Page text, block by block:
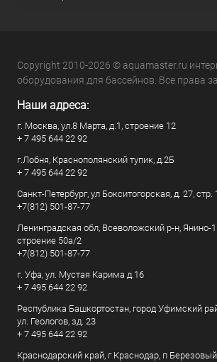
Copyright 2010-2026 © aquamaster.ru
оборудования для бассейнов. Все права
Наши адреса:
г. Москва, ул.8 Марта, д.1, строение 12
+ 7 495 644 22 92
г.Лобня, Краснополянский тупик, д.2Б
+ 7 495 644 22 92
Санкт-Петербург, ул Бокситогорская, д. 27, стр.
+7(812) 501-87-77
Ленинградская обл, Всеволожский р-н, Янино-
строение 50а/2
+7(812) 501-87-77
г. Уфа, ул. Мустая Карима д.16
+ 7 495 644 22 92
Республика Башкортостан, город Уфимский
ул. Геологов, зд. 23
+ 7 495 644 22 92
Краснодарский край, г Краснодар, п